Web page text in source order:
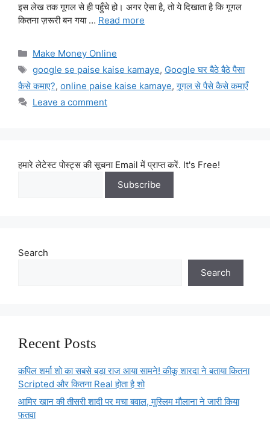
इस लेख तक गूगल से ही पहुँचे हो। अगर ऐसा है, तो ये दिखाता है कि गूगल
कितना ज़रूरी बन गया … Read more
Categories
Make Money Online
Tags
google se paise kaise kamaye, Google घर बैठे बैठे पैसा
कैसे कमाए?, online paise kaise kamaye,गूगल से पैसे कैसे कमाएँ
Leave a comment
हमारे लेटेस्ट पोस्ट्स की सूचना Email में प्राप्त करें. It's Free!
Search
Search
Recent Posts
कपिल शर्मा शो का सबसे बड़ा राज आया सामने! कीकू शारदा ने बताया कितना
Scripted और कितना Real होता है शो
आमिर खान की तीसरी शादी पर मचा बवाल, मुस्लिम मौलाना ने जारी किया
फतवा